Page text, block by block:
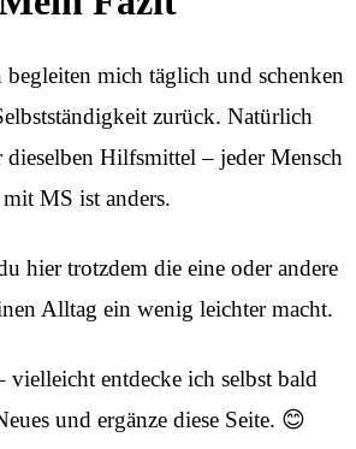
mich täglich und schenken
zurück. Natürlich
dieselben Hilfsmittel – jeder Mensch
mit MS ist anders.
hier trotzdem die eine oder andere
Alltag ein wenig leichter macht.
entdecke ich selbst bald
und ergänze diese Seite. 😊